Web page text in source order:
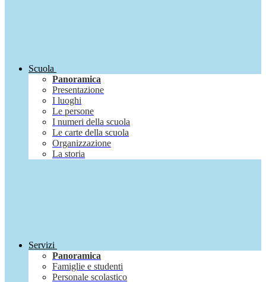
Scuola
Panoramica
Presentazione
I luoghi
Le persone
I numeri della scuola
Le carte della scuola
Organizzazione
La storia
Servizi
Panoramica
Famiglie e studenti
Personale scolastico